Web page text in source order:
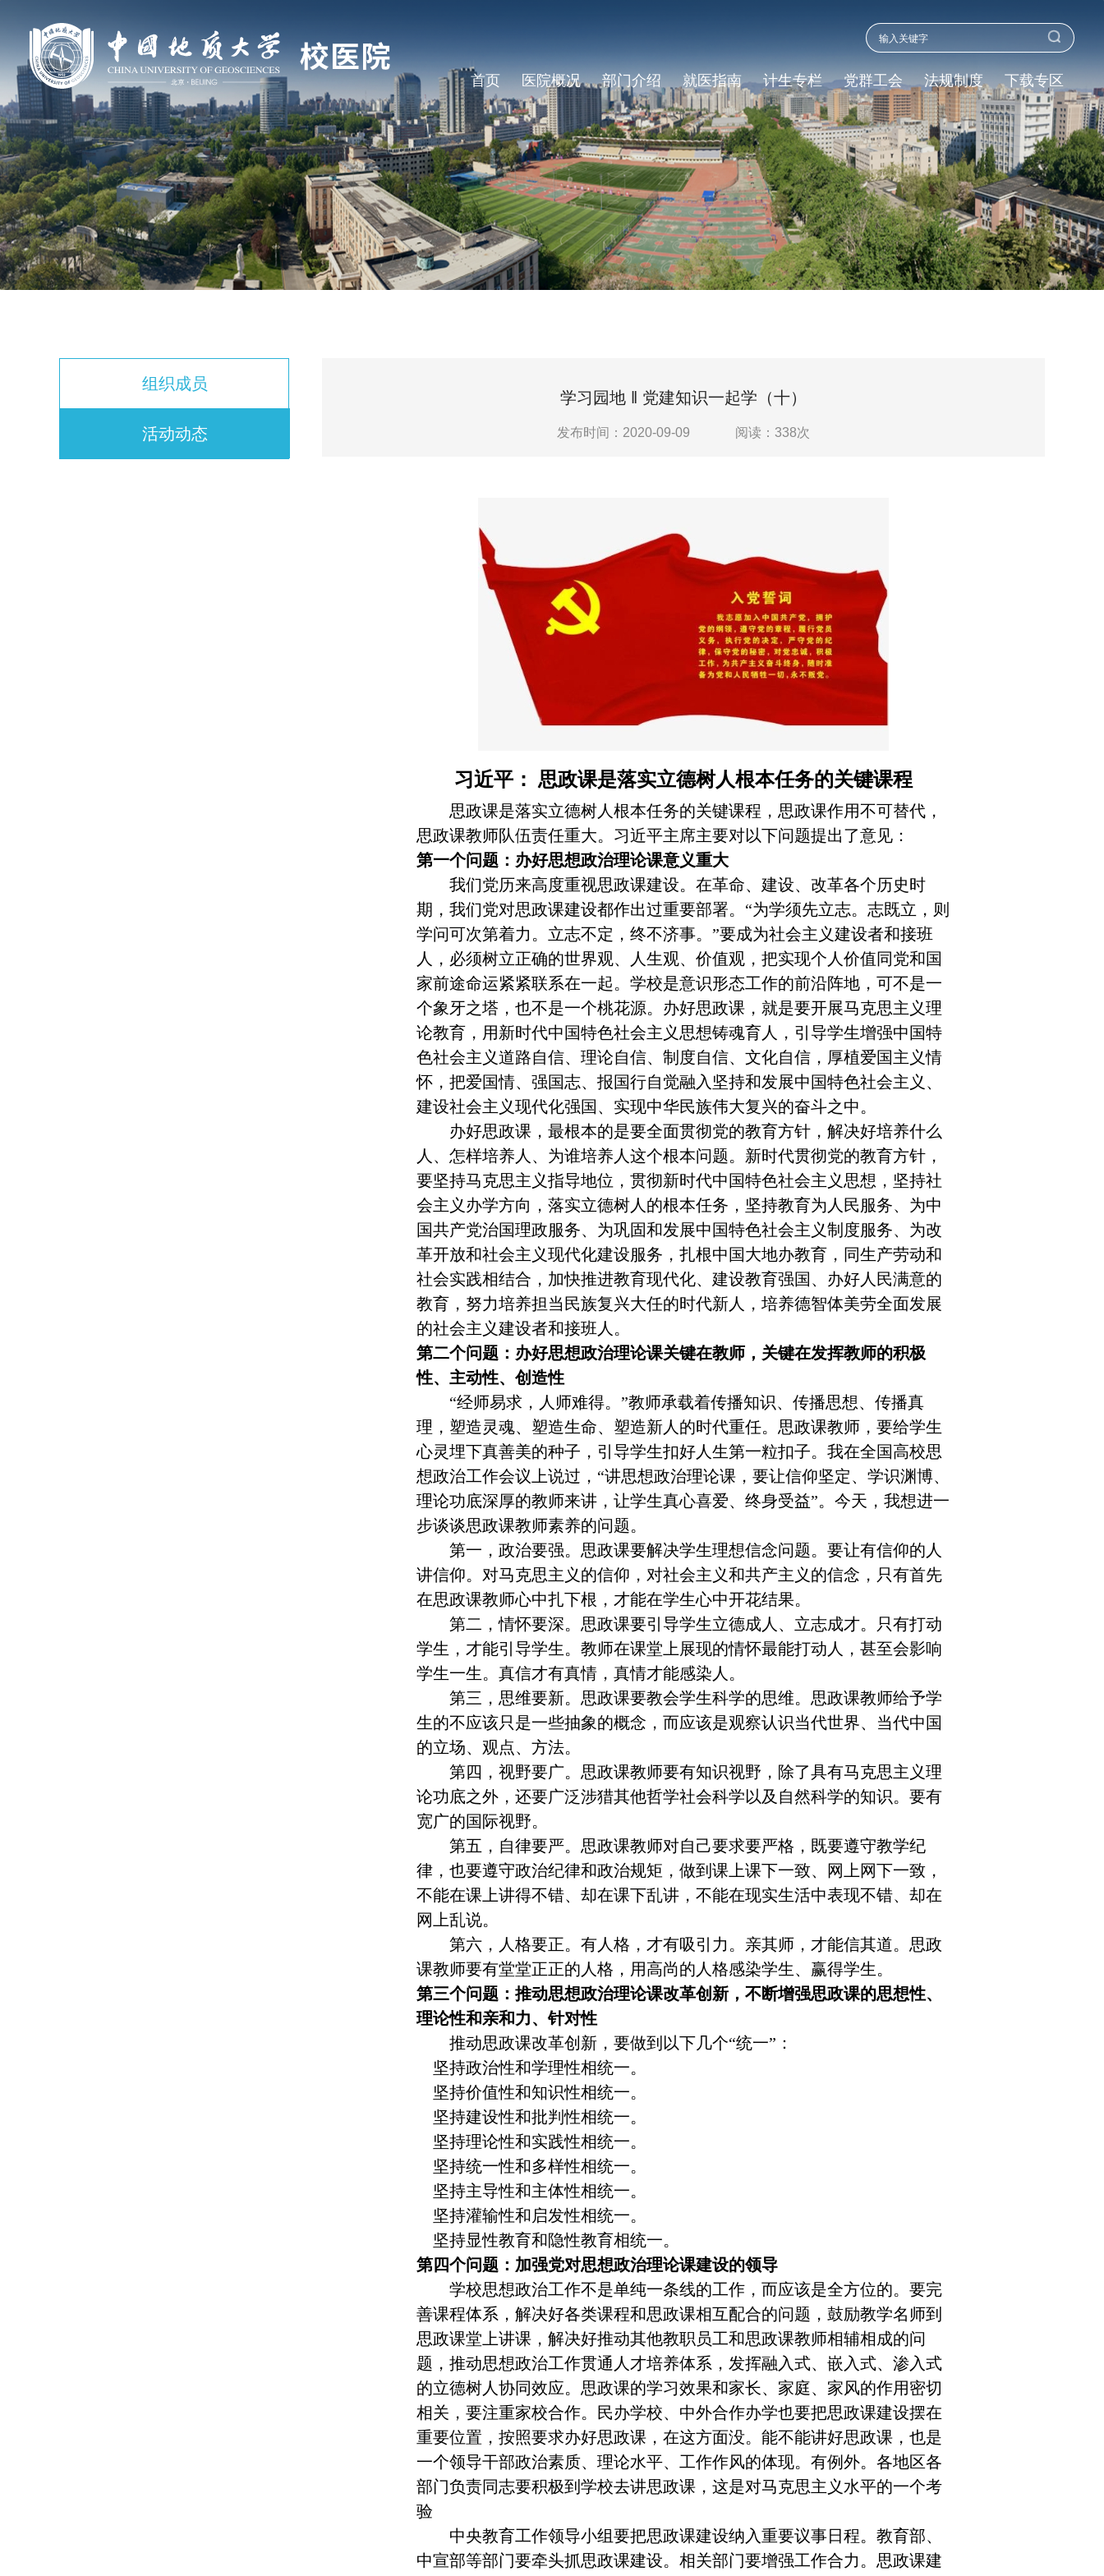
首页 医院概况 部门介绍 就医指南 计生专栏 党群工会 法规制度 下载专区
组织成员
活动动态
学习园地 ‖ 党建知识一起学（十）
发布时间：2020-09-09 阅读： 338次
习近平： 思政课是落实立德树人根本任务的关键课程
思政课是落实立德树人根本任务的关键课程，思政课作用不可替代，
思政课教师队伍责任重大。习近平主席主要对以下问题提出了意见：
第一个问题：办好思想政治理论课意义重大
我们党历来高度重视思政课建设。在革命、建设、改革各个历史时
期，我们党对思政课建设都作出过重要部署。“为学须先立志。志既立，则
学问可次第着力。立志不定，终不济事。”要成为社会主义建设者和接班
人，必须树立正确的世界观、人生观、价值观，把实现个人价值同党和国
家前途命运紧紧联系在一起。学校是意识形态工作的前沿阵地，可不是一
个象牙之塔，也不是一个桃花源。办好思政课，就是要开展马克思主义理
论教育，用新时代中国特色社会主义思想铸魂育人，引导学生增强中国特
色社会主义道路自信、理论自信、制度自信、文化自信，厚植爱国主义情
怀，把爱国情、强国志、报国行自觉融入坚持和发展中国特色社会主义、
建设社会主义现代化强国、实现中华民族伟大复兴的奋斗之中。
办好思政课，最根本的是要全面贯彻党的教育方针，解决好培养什么
人、怎样培养人、为谁培养人这个根本问题。新时代贯彻党的教育方针，
要坚持马克思主义指导地位，贯彻新时代中国特色社会主义思想，坚持社
会主义办学方向，落实立德树人的根本任务，坚持教育为人民服务、为中
国共产党治国理政服务、为巩固和发展中国特色社会主义制度服务、为改
革开放和社会主义现代化建设服务，扎根中国大地办教育，同生产劳动和
社会实践相结合，加快推进教育现代化、建设教育强国、办好人民满意的
教育，努力培养担当民族复兴大任的时代新人，培养德智体美劳全面发展
的社会主义建设者和接班人。
第二个问题：办好思想政治理论课关键在教师，关键在发挥教师的积极
性、主动性、创造性
“经师易求，人师难得。”教师承载着传播知识、传播思想、传播真
理，塑造灵魂、塑造生命、塑造新人的时代重任。思政课教师，要给学生
心灵埋下真善美的种子，引导学生扣好人生第一粒扣子。我在全国高校思
想政治工作会议上说过，“讲思想政治理论课，要让信仰坚定、学识渊博、
理论功底深厚的教师来讲，让学生真心喜爱、终身受益”。今天，我想进一
步谈谈思政课教师素养的问题。
第一，政治要强。思政课要解决学生理想信念问题。要让有信仰的人
讲信仰。对马克思主义的信仰，对社会主义和共产主义的信念，只有首先
在思政课教师心中扎下根，才能在学生心中开花结果。
第二，情怀要深。思政课要引导学生立德成人、立志成才。只有打动
学生，才能引导学生。教师在课堂上展现的情怀最能打动人，甚至会影响
学生一生。真信才有真情，真情才能感染人。
第三，思维要新。思政课要教会学生科学的思维。思政课教师给予学
生的不应该只是一些抽象的概念，而应该是观察认识当代世界、当代中国
的立场、观点、方法。
第四，视野要广。思政课教师要有知识视野，除了具有马克思主义理
论功底之外，还要广泛涉猎其他哲学社会科学以及自然科学的知识。要有
宽广的国际视野。
第五，自律要严。思政课教师对自己要求要严格，既要遵守教学纪
律，也要遵守政治纪律和政治规矩，做到课上课下一致、网上网下一致，
不能在课上讲得不错、却在课下乱讲，不能在现实生活中表现不错、却在
网上乱说。
第六，人格要正。有人格，才有吸引力。亲其师，才能信其道。思政
课教师要有堂堂正正的人格，用高尚的人格感染学生、赢得学生。
第三个问题：推动思想政治理论课改革创新，不断增强思政课的思想性、
理论性和亲和力、针对性
推动思政课改革创新，要做到以下几个“统一”：
坚持政治性和学理性相统一。
坚持价值性和知识性相统一。
坚持建设性和批判性相统一。
坚持理论性和实践性相统一。
坚持统一性和多样性相统一。
坚持主导性和主体性相统一。
坚持灌输性和启发性相统一。
坚持显性教育和隐性教育相统一。
第四个问题：加强党对思想政治理论课建设的领导
学校思想政治工作不是单纯一条线的工作，而应该是全方位的。要完
善课程体系，解决好各类课程和思政课相互配合的问题，鼓励教学名师到
思政课堂上讲课，解决好推动其他教职员工和思政课教师相辅相成的问
题，推动思想政治工作贯通人才培养体系，发挥融入式、嵌入式、渗入式
的立德树人协同效应。思政课的学习效果和家长、家庭、家风的作用密切
相关，要注重家校合作。民办学校、中外合作办学也要把思政课建设摆在
重要位置，按照要求办好思政课，在这方面没。能不能讲好思政课，也是
一个领导干部政治素质、理论水平、工作作风的体现。有例外。各地区各
部门负责同志要积极到学校去讲思政课，这是对马克思主义水平的一个考
验
中央教育工作领导小组要把思政课建设纳入重要议事日程。教育部、
中宣部等部门要牵头抓思政课建设。相关部门要增强工作合力。思政课建